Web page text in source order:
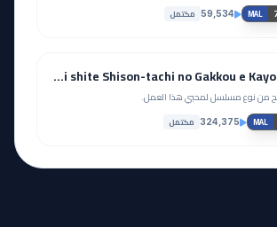
MAL
59,534 مكتمل
Maou Gakuin no Futekigousha: Shijou Saikyou no Maou no Shiso, Tensei shite Shison-tachi no Gakkou e Kayou II
من نوع مسلسل لمحبي هذا العمل.
MAL
324,375 مكتمل